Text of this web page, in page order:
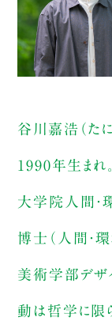
谷川嘉浩（たに
1990年生まれ
大学院人間・
博士（人間・
美術学部デザ
動は哲学に限